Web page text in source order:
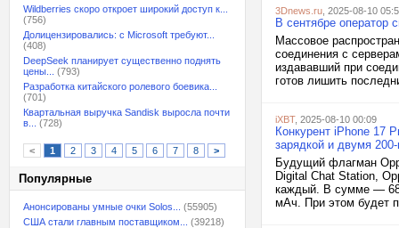
Wildberries скоро откроет широкий доступ к...
(756)
Долицензировались: с Microsoft требуют...
(408)
DeepSeek планирует существенно поднять
цены...
(793)
Разработка китайского ролевого боевика...
(701)
Квартальная выручка Sandisk выросла почти
в...
(728)
< 1 2 3 4 5 6 7 8 >
Популярные
Анонсированы умные очки Solos...
(55905)
США стали главным поставщиком...
(39218)
3Dnews.ru , 2025-08-10
В сентябре оператор
Массовое
соединения с
издававший при
готов лишить
iXBT, 2025-08-10 00:09
Конкурент iPhone 17
зарядкой и двумя
Будущий флагман
Digital Chat Station,
каждый. В сумме —
мАч. При этом будет